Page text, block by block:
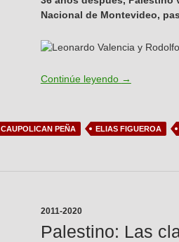
Nacional de Montevideo,
Continúe leyendo Leonardo
→
CAUPOLICAN PEÑA ELIAS FIGUEROA
2011-2020
Palestino: Las